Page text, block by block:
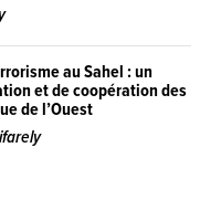
au Sahel : un
et de coopération des
de l’Ouest